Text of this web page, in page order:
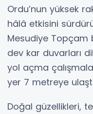
Ordu’nun yüksek
hâlâ etkisini
Mesudiye Topçam
dev kar duvarları
yol açma
yer 7 metreye
Doğal güzellikleri,